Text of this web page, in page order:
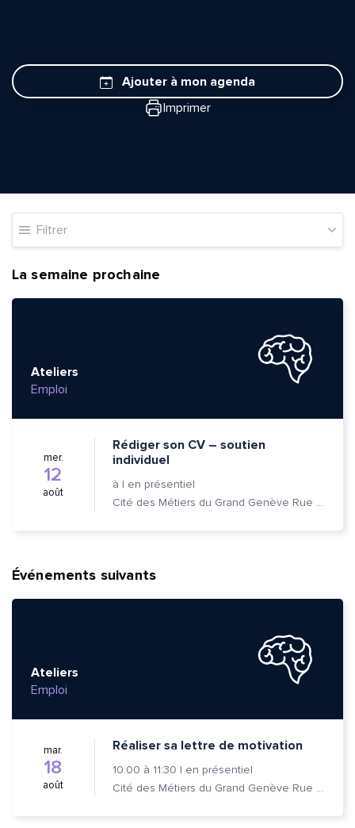
Ajouter à mon agenda
Imprimer
Filtrer
La semaine prochaine
Ateliers
Emploi
mer.
12
août
Rédiger son CV – soutien
individuel
à | en présentiel
Cité des Métiers du Grand Genève Rue Prévost-Martin 6 1205 Genève
Événements suivants
Ateliers
Emploi
mar.
18
août
Réaliser sa lettre de motivation
10:00 à 11:30 | en présentiel
Cité des Métiers du Grand Genève Rue Prévost-Martin 6 1205 Genève